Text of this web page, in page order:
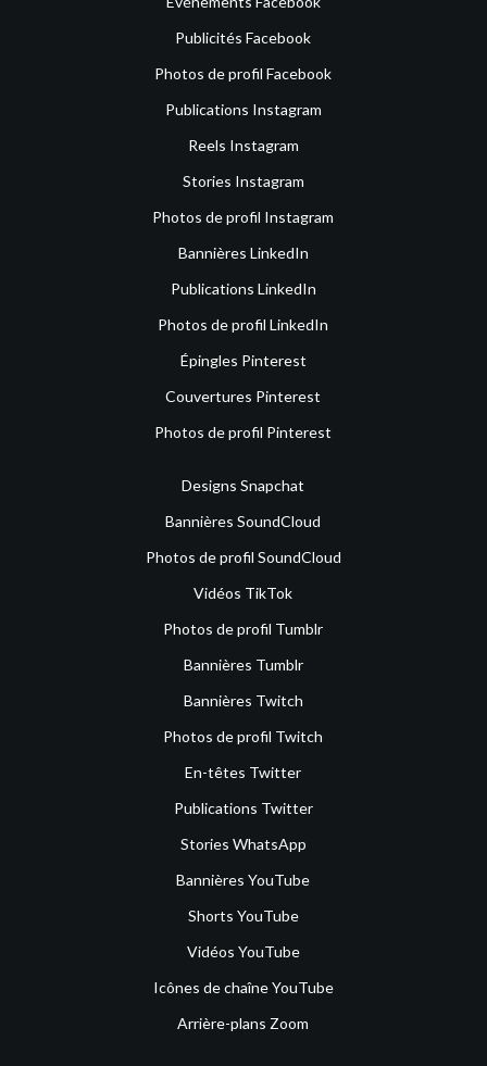
Publicités Facebook
Photos de profil Facebook
Publications Instagram
Reels Instagram
Stories Instagram
Photos de profil Instagram
Bannières LinkedIn
Publications LinkedIn
Photos de profil LinkedIn
Épingles Pinterest
Couvertures Pinterest
Photos de profil Pinterest
Designs Snapchat
Bannières SoundCloud
Photos de profil SoundCloud
Vidéos TikTok
Photos de profil Tumblr
Bannières Tumblr
Bannières Twitch
Photos de profil Twitch
En-têtes Twitter
Publications Twitter
Stories WhatsApp
Bannières YouTube
Shorts YouTube
Vidéos YouTube
Icônes de chaîne YouTube
Arrière-plans Zoom